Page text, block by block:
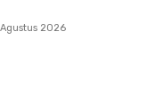
2026